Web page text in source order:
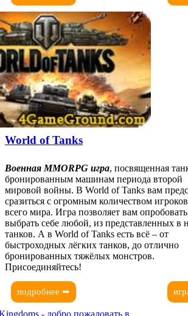
World of Tanks
Военная MMORPG игра, посвященная
бронированным машинам периода второй
мировой войны. В World of Tanks вам
сразиться с огромным количеством
всего мира. Игра позволяет вам
выбрать себе любой, из представленных в
танков. А в World of Tanks есть всё – от
быстроходных лёгких танков, до отлично
бронированных тяжёлых монстров.
Присоединяйтесь!
подробнее ➥